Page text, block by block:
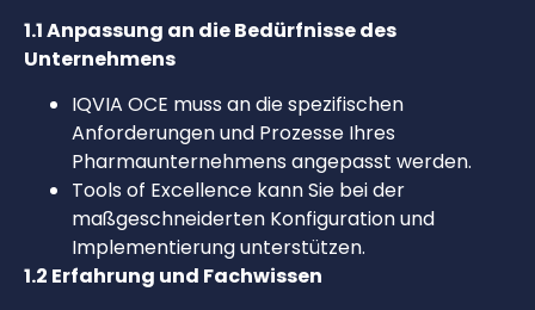
1.1 Anpassung an die Bedürfnisse des
Unternehmens
IQVIA OCE muss an die spezifischen
Anforderungen und Prozesse Ihres
Pharmaunternehmens angepasst werden.
Tools of Excellence kann Sie bei der
maßgeschneiderten Konfiguration und
Implementierung unterstützen.
1.2 Erfahrung und Fachwissen